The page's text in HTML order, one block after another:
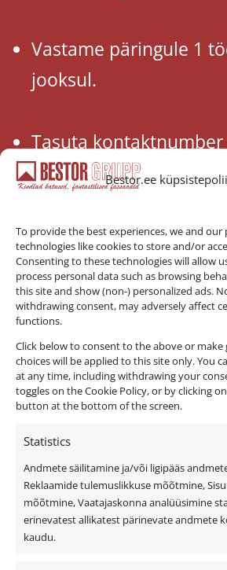
Bestor.ee
To provide the best experiences, we and our
technologies like cookies to store and/or
Consenting to these technologies will allow
process personal data such as browsing
this site and show (non-) personalized ads.
withdrawing consent, may adversely affect
functions.
Click below to consent to the above or make
choices will be applied to this site only. You
at any time, including withdrawing your
toggles on the Cookie Policy, or by clicking
button at the bottom of the screen.
Statistics
Andmete säilitamine ja/või ligipääs
Reklaamide tulemuslikkuse mõõtmine,
mõõtmine, Vaatajaskonna analüüsimine
erinevatest allikatest pärinevate andmete
kaudu.
Vastame päringule 1
jooksul.
Tasuta kontaktnumber
Küpsiste kasutamise
Üldtingimused